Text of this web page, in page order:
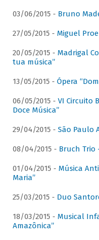
03/06/2015 - Bruno
27/05/2015 - Miguel
20/05/2015 - Madrigal
tua música”
13/05/2015 - Ópera
06/05/2015 - VI Circuito
Doce Música”
29/04/2015 - São Paulo
08/04/2015 - Bruch Trio
01/04/2015 - Música
Maria”
25/03/2015 - Duo
18/03/2015 - Musical
Amazônica”